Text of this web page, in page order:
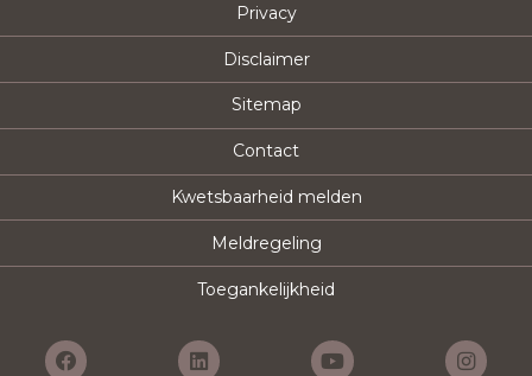
Privacy
Disclaimer
Sitemap
Contact
Kwetsbaarheid melden
Meldregeling
Toegankelijkheid